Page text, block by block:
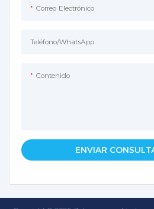
Correo Electrónico
Teléfono/WhatsApp
Contenido
ENVIAR